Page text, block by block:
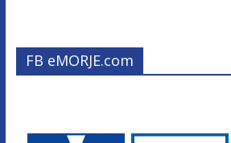
FB eMORJE.com